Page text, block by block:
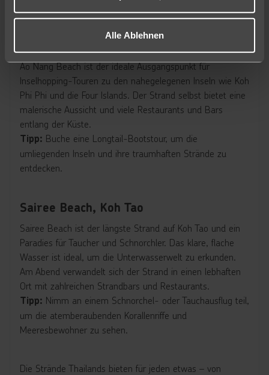
Alle Ablehnen
Ao Nang Beach ist der ideale Ausgangspunkt für
Inselhopping-Touren zu den nahegelegenen Inseln wie Koh
Phi Phi und die Four Islands. Der Strand selbst bietet eine
malerische Aussicht und viele Restaurants und Bars
entlang der Küste.
Tipp: Buche eine Longtail-Bootstour, um die
umliegenden Inseln und ihre traumhaften Strände zu
entdecken.
Sairee Beach, Koh Tao
Sairee Beach ist der längste Strand auf Koh Tao und ein
Paradies für Taucher und Schnorchler. Das klare, flache
Wasser ist ideal, um die Unterwasserwelt zu erkunden.
Am Abend verwandelt sich der Strand in einen lebhaften
Ort mit zahlreichen Strandbars und Restaurants.
Tipp: Nimm an einem Schnorchel- oder Tauchausflug teil,
um die atemberaubenden Korallenriffe und
Meeresbewohner zu sehen.
Die Strände Thailands bieten für jeden etwas – von